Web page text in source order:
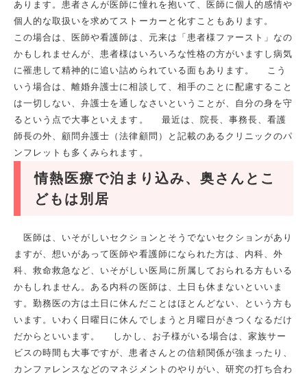
あります。患者さんが医師に憧れを抱いて、医師に個人的感情や
個人的な取扱いを求めてストーカーと化すこともあります。
この場合は、医師や看護師は、元来は「患者様ファースト」なの
かもしれませんが、患者様はいろいろな性格の方がいますし病気
に罹患して精神的に追い詰められている面もあります。 こう
いう場合は、離婚弁護士に相談して、相手のことに配慮すること
は一切しない、弁護士を通しなさいということが、自分の身を守
るという点で大事といえます。 最近は、院長、事務長、看護
師長の外、顧問弁護士（法律顧問）と記載のあるクリニックのパ
ンフレットも多くみられます。
情熱医療で泊まり込み、奥さんとこ
どもは別居
医師は、いそがしいセクションとそうでないセクションがあり
ますが、想いがあって医師や看護師になられた方は、内科、外
科、救命救急など、いそがしい医局に所属しておられる方もいる
かもしれません。ある内科の医師は、土日も休まないといいま
す。勤務医の方は土日に休んだことはほとんどない、という方も
います。いわく日曜日に休んでしまうと月曜日がきつくなるだけ
だからといいます。 しかし、お子様がいる場合は、家族サー
ビスの時間も大事ですが、患者さんとの信頼関係が強まったり、
カンファレンスなどのマネジメントのやりがい、研究の打ち合わ